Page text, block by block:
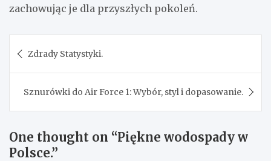
zachowując je dla przyszłych pokoleń.
wpisu
Zdrady Statystyki.
Sznurówki do Air Force 1: Wybór, styl i dopasowanie.
One thought on “Piękne wodospady w
Polsce.”